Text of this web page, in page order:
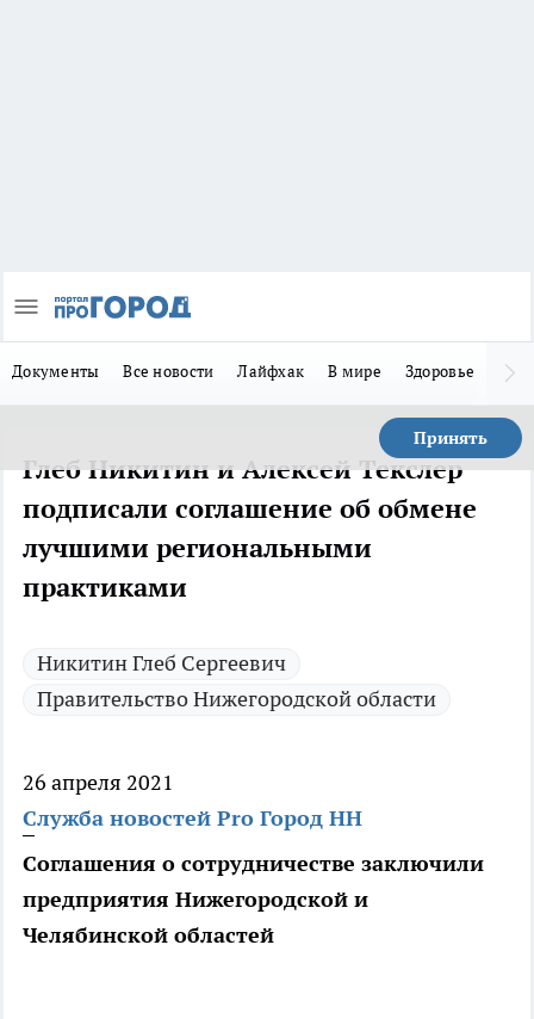
Документы Все новости Лайфхак В мире Здоровье
Принять
Глеб Никитин и Алексей Текслер
подписали соглашение об обмене
лучшими региональными
практиками
Никитин Глеб Сергеевич
Правительство Нижегородской области
26 апреля 2021
Служба новостей Pro Город НН
Соглашения о сотрудничестве заключили
предприятия Нижегородской и
Челябинской областей